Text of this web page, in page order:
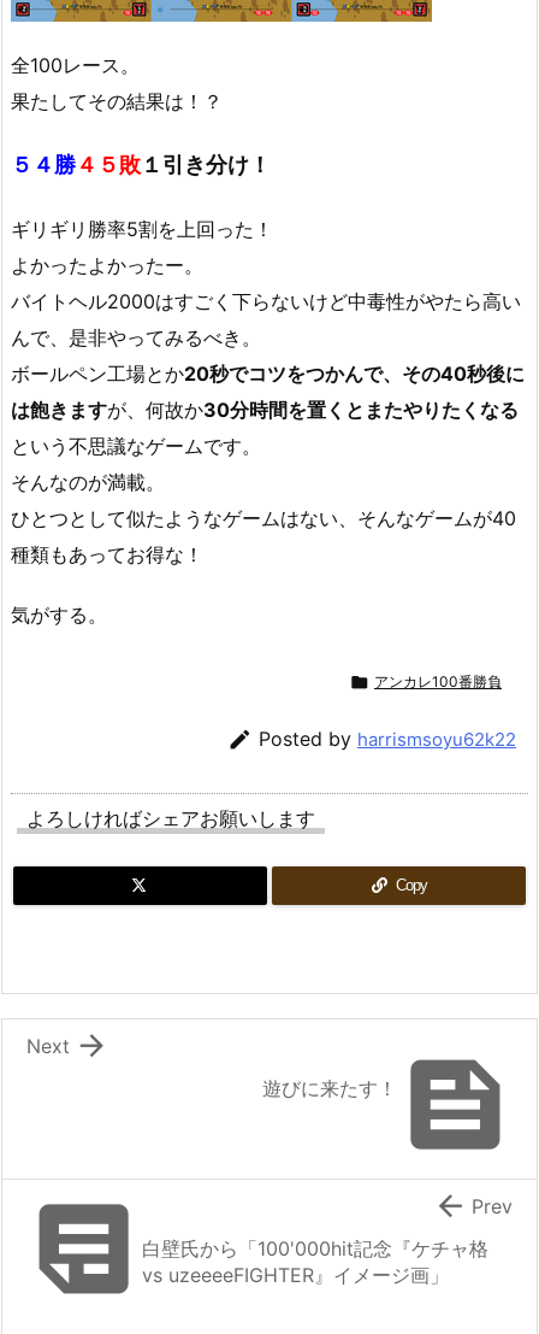
全100レース。
果たしてその結果は！？
５４勝４５敗１引き分け！
ギリギリ勝率5割を上回った！
よかったよかったー。
バイトヘル2000はすごく下らないけど中毒性がやたら高い
んで、是非やってみるべき。
ボールペン工場とか20秒でコツをつかんで、その40秒後に
は飽きますが、何故か30分時間を置くとまたやりたくなる
という不思議なゲームです。
そんなのが満載。
ひとつとして似たようなゲームはない、そんなゲームが40
種類もあってお得な！
気がする。
 アンカレ100番勝負
 Posted by harrismsoyu62k22
よろしければシェアお願いします
Copy

遊びに来たす！

Next
白壁氏から「100'000hit記念『ケチャ格
vs uzeeeeFIGHTER』イメージ画」
 Prev